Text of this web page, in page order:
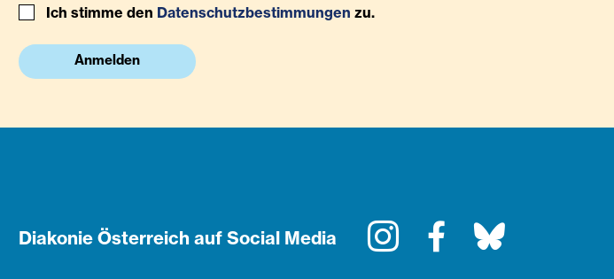
Ich stimme den Datenschutzbestimmungen zu.
Anmelden
Diakonie Österreich auf Social Media InstagramFacebook